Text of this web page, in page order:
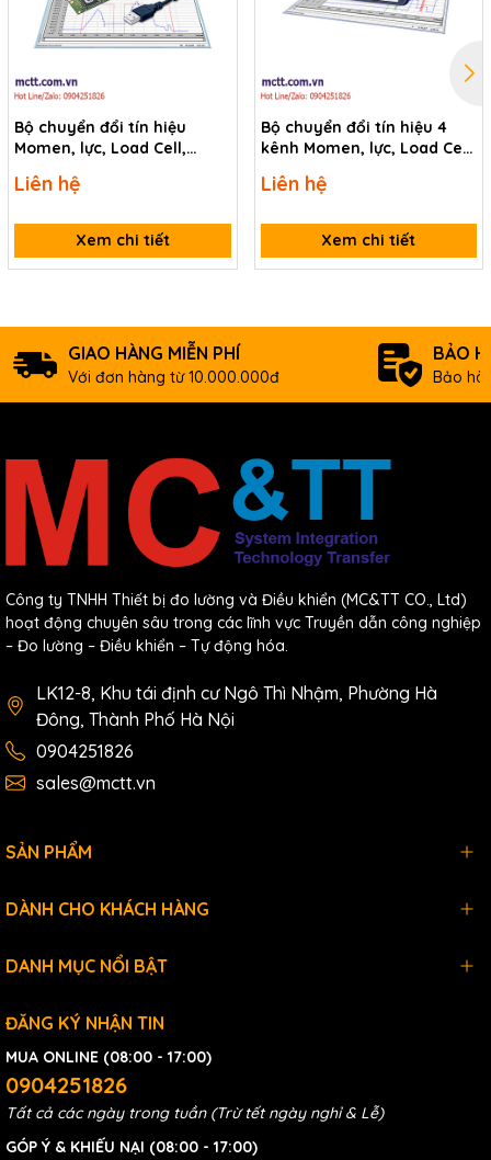
Bộ chuyển đổi tín hiệu
Momen, lực, Load Cell,
tương tự kết nối phần mềm
Liên hệ
Xem chi tiết
Bộ chuyển đổi tín hiệu 4
kênh Momen, lực, Load Cell,
tương tự kết nối phần mềm
Liên hệ
Xem chi tiết
GIAO HÀNG MIỄN PHÍ
Với đơn hàng từ 10.000.000đ
BẢO
Bảo
Công ty TNHH Thiết bị đo lường và Điều khiển (MC&TT CO., Ltd)
hoạt động chuyên sâu trong các lĩnh vực Truyền dẫn công nghiệp
– Đo lường – Điều khiển – Tự động hóa.
LK12-8, Khu tái định cư Ngô Thì Nhậm, Phường Hà
Đông, Thành Phố Hà Nội
0904251826
sales@mctt.vn
SẢN PHẨM
DÀNH CHO KHÁCH HÀNG
DANH MỤC NỔI BẬT
ĐĂNG KÝ NHẬN TIN
MUA ONLINE (08:00 - 17:00)
0904251826
Tất cả các ngày trong tuần (Trừ tết ngày nghỉ & Lễ)
GÓP Ý & KHIẾU NẠI (08:00 - 17:00)